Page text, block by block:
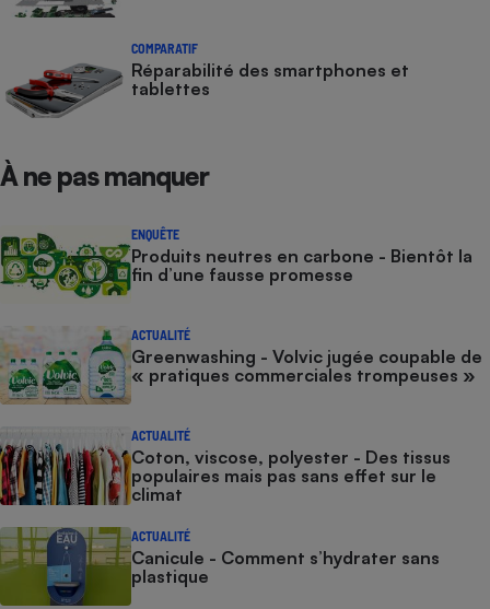
COMPARATIF
Réparabilité des smartphones et
tablettes
À ne pas manquer
ENQUÊTE
Produits neutres en carbone - Bientôt la
fin d’une fausse promesse
ACTUALITÉ
Greenwashing - Volvic jugée coupable de
« pratiques commerciales trompeuses »
ACTUALITÉ
Coton, viscose, polyester - Des tissus
populaires mais pas sans effet sur le
climat
ACTUALITÉ
Canicule - Comment s’hydrater sans
plastique